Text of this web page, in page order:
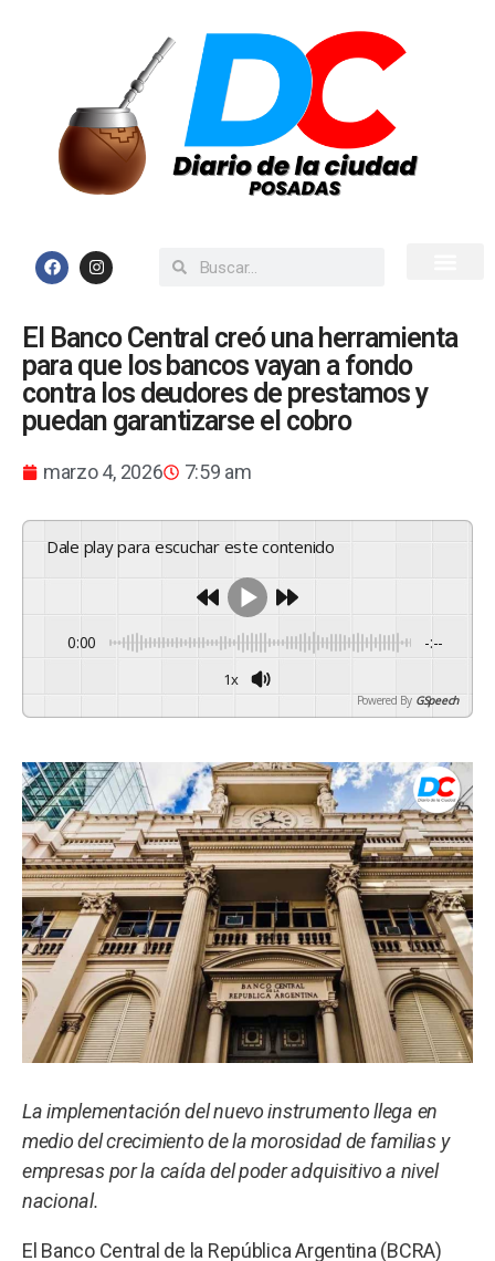
El Banco Central creó una herramienta
para que los bancos vayan a fondo
contra los deudores de prestamos y
puedan garantizarse el cobro
marzo 4, 2026 7:59 am
Dale play para escuchar este contenido
0:00 -:--
1x
Powered By GSpeech
La implementación del nuevo instrumento llega en
medio del crecimiento de la morosidad de familias y
empresas por la caída del poder adquisitivo a nivel
nacional.
El Banco Central de la República Argentina (BCRA)